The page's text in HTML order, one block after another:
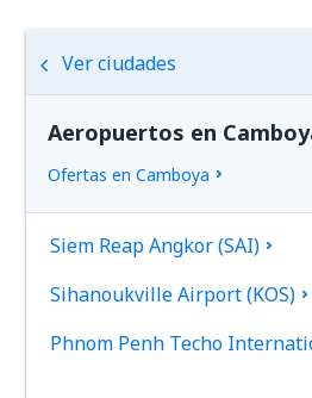
Ver ciudades
Aeropuertos en
Ofertas en Camboya
Siem Reap Angkor (SAI)
Sihanoukville Airport (KOS)
Phnom Penh Techo